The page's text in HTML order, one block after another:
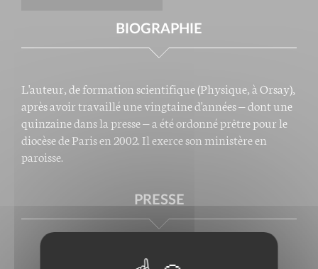
BIOGRAPHIE
L'auteur, de formation scientifique (Physique, à Orsay),
après avoir travaillé une vingtaine d'années – dont une
quinzaine dans la presse – a été ordonné prêtre pour le
diocèse de Paris en 2002. Il exerce son ministère en
paroisse.
PRESSE